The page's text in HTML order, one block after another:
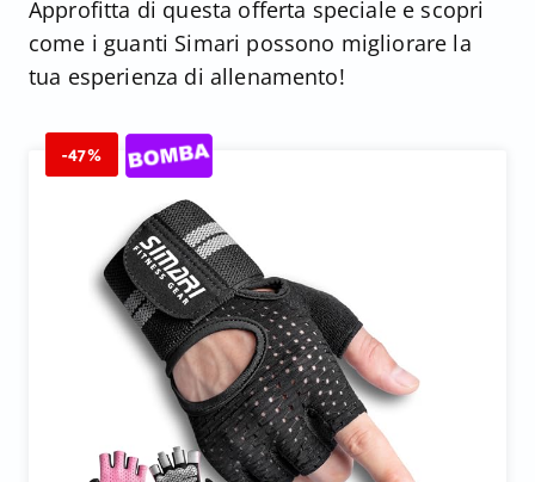
Approfitta di questa offerta speciale e scopri
come i guanti Simari possono migliorare la
tua esperienza di allenamento!
-47%